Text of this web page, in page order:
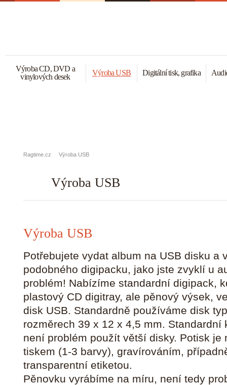
Výroba CD, DVD a
vinylových desek
Výroba USB Digitální tisk, grafika
Ragtime.cz Výroba USB
Výroba USB
Výroba USB
Potřebujete vydat album na USB disku a
podobného digipacku, jako jste zvyklí u
problém! Nabízíme standardní digipack,
plastový CD digitray, ale pěnový výsek,
disk USB. Standardně používáme disk
rozměrech 39 x 12 x 4,5 mm. Standardní
není problém použít větší disky. Potisk je
tiskem (1-3 barvy), gravírováním,
transparentní etiketou.
Pěnovku vyrábíme na míru, není tedy